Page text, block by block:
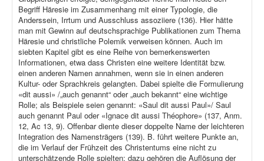
Begriff Häresie im Zusammenhang mit einer Typologie, die
Anderssein, Irrtum und Ausschluss assoziiere (136). Hier hätte
man mit Gewinn auf deutschsprachige Publikationen zum Thema
Häresie und christliche Polemik verweisen können. Auch im
siebten Kapitel gibt es eine Reihe von bemerkenswerten
Informationen, etwa dass Christen eine weitere Identität bzw.
einen anderen Namen annahmen, wenn sie in einen anderen
Kultur- oder Sprachkreis gelangten. Dabei spielte die Formulierung
«dit aussi» /„auch genannt“ oder „auch bekannt“ eine wichtige
Rolle; als Beispiele seien genannt: «Saul dit aussi Paul»/ Saul
auch genannt Paul oder «Ignace dit aussi Théophore» (137, Anm.
12, Ac 13, 9). Offenbar diente dieser doppelte Name der leichteren
Integration des Namensträgers (139). B. führt weitere Punkte an,
die im Verlauf der Frühzeit des Christentums eine nicht zu
unterschätzende Rolle spielten; dazu gehören die Auflösung der